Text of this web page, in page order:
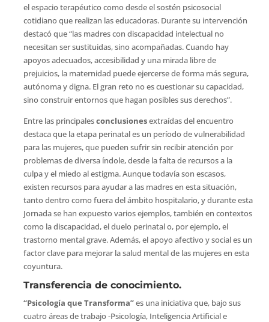
el espacio terapéutico como desde el sostén psicosocial
cotidiano que realizan las educadoras. Durante su intervención
destacó que “las madres con discapacidad intelectual no
necesitan ser sustituidas, sino acompañadas. Cuando hay
apoyos adecuados, accesibilidad y una mirada libre de
prejuicios, la maternidad puede ejercerse de forma más segura,
autónoma y digna. El gran reto no es cuestionar su capacidad,
sino construir entornos que hagan posibles sus derechos”.
Entre las principalesconclusionesextraídas del encuentro
destaca que la etapa perinatal es un período de vulnerabilidad
para las mujeres, que pueden sufrir sin recibir atención por
problemas de diversa índole, desde la falta de recursos a la
culpa y el miedo al estigma. Aunque todavía son escasos,
existen recursos para ayudar a las madres en esta situación,
tanto dentro como fuera del ámbito hospitalario, y durante esta
Jornada se han expuesto varios ejemplos, también en contextos
como la discapacidad, el duelo perinatal o, por ejemplo, el
trastorno mental grave. Además, el apoyo afectivo y social es un
factor clave para mejorar la salud mental de las mujeres en esta
coyuntura.
Transferencia de conocimiento.
“Psicología que Transforma”es una iniciativa que, bajo sus
cuatro áreas de trabajo -Psicología, Inteligencia Artificial e